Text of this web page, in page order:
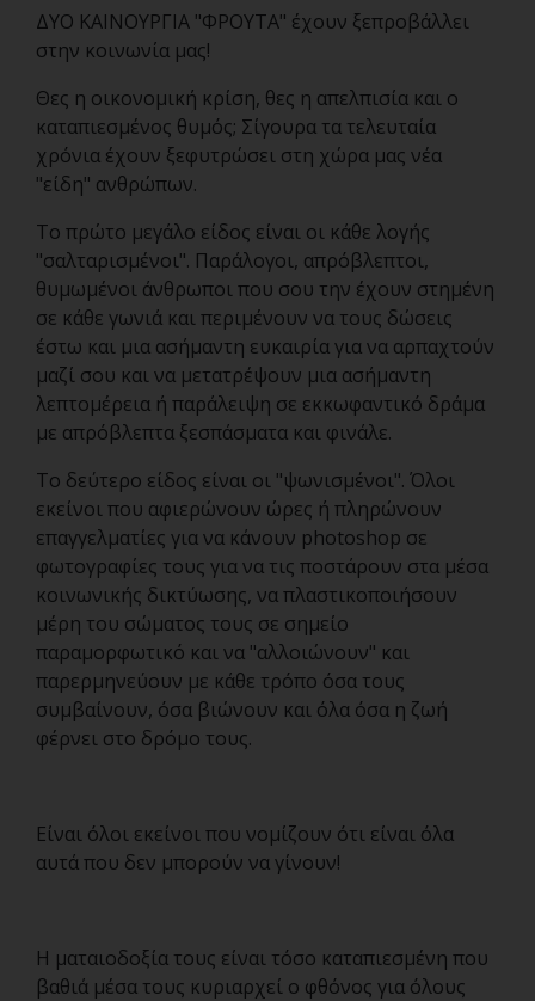
ΔΥΟ ΚΑΙΝΟΥΡΓΙΑ "ΦΡΟΥΤΑ" έχουν ξεπροβάλλει
στην κοινωνία μας!
Θες η οικονομική κρίση, θες η απελπισία και ο
καταπιεσμένος θυμός; Σίγουρα τα τελευταία
χρόνια έχουν ξεφυτρώσει στη χώρα μας νέα
"είδη" ανθρώπων.
Το πρώτο μεγάλο είδος είναι οι κάθε λογής
"σαλταρισμένοι". Παράλογοι, απρόβλεπτοι,
θυμωμένοι άνθρωποι που σου την έχουν στημένη
σε κάθε γωνιά και περιμένουν να τους δώσεις
έστω και μια ασήμαντη ευκαιρία για να αρπαχτούν
μαζί σου και να μετατρέψουν μια ασήμαντη
λεπτομέρεια ή παράλειψη σε εκκωφαντικό δράμα
με απρόβλεπτα ξεσπάσματα και φινάλε.
Το δεύτερο είδος είναι οι "ψωνισμένοι". Όλοι
εκείνοι που αφιερώνουν ώρες ή πληρώνουν
επαγγελματίες για να κάνουν photoshop σε
φωτογραφίες τους για να τις ποστάρουν στα μέσα
κοινωνικής δικτύωσης, να πλαστικοποιήσουν
μέρη του σώματος τους σε σημείο
παραμορφωτικό και να "αλλοιώνουν" και
παρερμηνεύουν με κάθε τρόπο όσα τους
συμβαίνουν, όσα βιώνουν και όλα όσα η ζωή
φέρνει στο δρόμο τους.
Είναι όλοι εκείνοι που νομίζουν ότι είναι όλα
αυτά που δεν μπορούν να γίνουν!
Η ματαιοδοξία τους είναι τόσο καταπιεσμένη που
βαθιά μέσα τους κυριαρχεί ο φθόνος για όλους